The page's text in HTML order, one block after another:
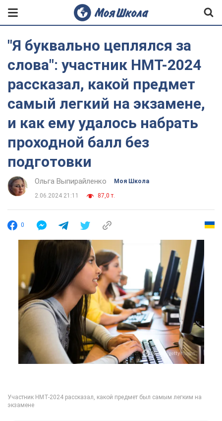
"Я буквально цеплялся за
слова": участник НМТ-2024
рассказал, какой предмет
самый легкий на экзамене,
и как ему удалось набрать
проходной балл без
подготовки
Ольга Выпирайленко Моя Школа
2.06.2024 21:11 87,0 т.
0